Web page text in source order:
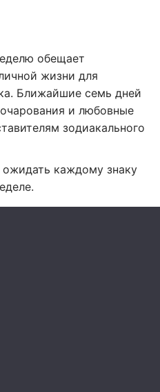
обещает
жизни для
Ближайшие семь дней
и любовные
зодиакального
ожидать каждому знаку